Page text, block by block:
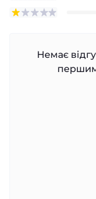
Немає